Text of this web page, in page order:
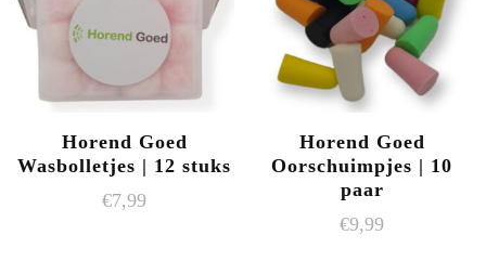
Horend Goed
Wasbolletjes | 12 stuks
€7,99
Horend Goed
Oorschuimpjes | 10
paar
€9,99